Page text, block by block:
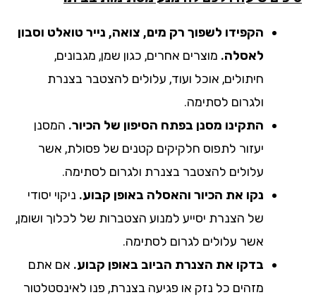
הקפידו לשפוך רק מים, צואה, נייר טואלט וסבון
לאסלה.מוצרים אחרים, כגון שמן, מגבונים,
חיתולים, אוכל ועוד, עלולים להצטבר בצנרת
ולגרום לסתימה.
התקינו מסנן בפתח הסיפון של הכיור.המסנן
יעזור לתפוס חלקיקים קטנים של פסולת, אשר
עלולים להצטבר בצנרת ולגרום לסתימה.
נקו את הכיור והאסלה באופן קבוע.ניקוי יסודי
של הצנרת יסייע למנוע הצטברות של לכלוך ושומן,
אשר עלולים לגרום לסתימה.
בדקו את הצנרת הביוב באופן קבוע.אם אתם
מזהים כל נזק או פגיעה בצנרת, פנו לאינסטלטור